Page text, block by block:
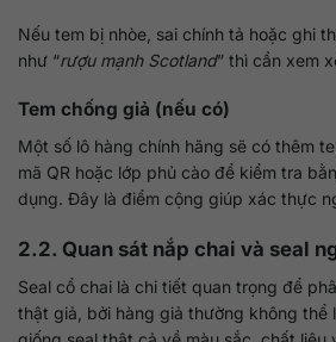
Nếu tem bị nhòe, sai chính tả hoặc ghi
như “rượu mạnh Scotland” thì cần xem
Tem chống giả (nếu có)
Một số lô hàng chính hãng sẽ có thêm
mã QR hoặc lớp phủ cào để kiểm tra
dụng. Đây là điểm cộng giúp xác thực
2.2. Quan sát nắp chai và seal
Seal cổ chai là chi tiết quan trọng để
thật giả, bởi hàng giả thường không thể